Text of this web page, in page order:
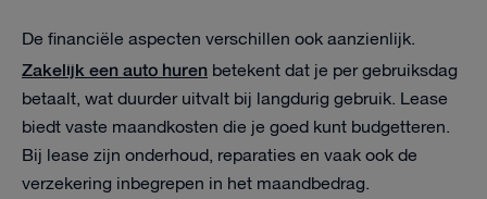
De financiële aspecten verschillen ook aanzienlijk.
Zakelijk een auto huren betekent dat je per gebruiksdag
betaalt, wat duurder uitvalt bij langdurig gebruik. Lease
biedt vaste maandkosten die je goed kunt budgetteren.
Bij lease zijn onderhoud, reparaties en vaak ook de
verzekering inbegrepen in het maandbedrag.